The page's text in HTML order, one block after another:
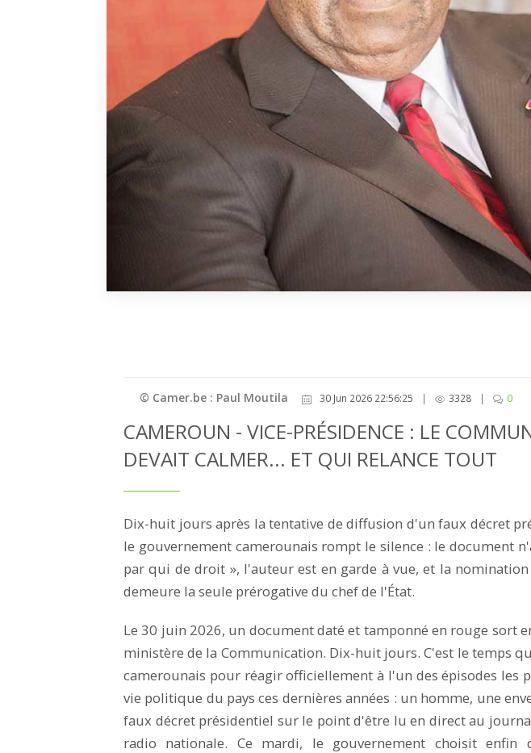
© Camer.be : Paul Moutila 30 Jun 2026 22:56:25 | 3328 | 0
CAMEROUN - VICE-PRÉSIDENCE : LE
DEVAIT CALMER... ET QUI RELANCE TOUT
Dix-huit jours après la tentative de diffusion d'un faux décret
le gouvernement camerounais rompt le silence : le document
par qui de droit », l'auteur est en garde à vue, et la
demeure la seule prérogative du chef de l'État.
Le 30 juin 2026, un document daté et tamponné en rouge sort
ministère de la Communication. Dix-huit jours. C'est le temps
camerounais pour réagir officiellement à l'un des épisodes les
vie politique du pays ces dernières années : un homme, une
faux décret présidentiel sur le point d'être lu en direct au
radio nationale. Ce mardi, le gouvernement choisit enfin